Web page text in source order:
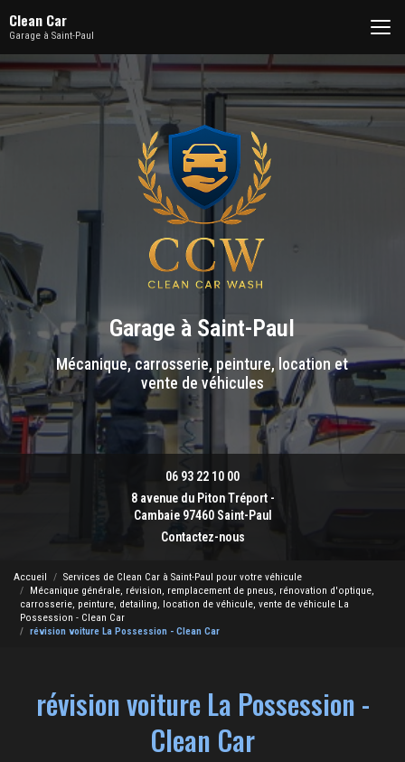
au
contenu
principal
Clean Car
Garage à Saint-Paul
Garage à Saint-Paul
Mécanique, carrosserie, peinture, location et
vente de véhicules
06 93 22 10 00
8 avenue du Piton Tréport -
Cambaie 97460 Saint-Paul
Contactez-nous
Accueil
Services de Clean Car à Saint-Paul pour votre véhicule
Mécanique générale, révision, remplacement de pneus, rénovation d'optique,
carrosserie, peinture, detailing, location de véhicule, vente de véhicule La
Possession - Clean Car
révision voiture La Possession - Clean Car
révision voiture La Possession -
Clean Car